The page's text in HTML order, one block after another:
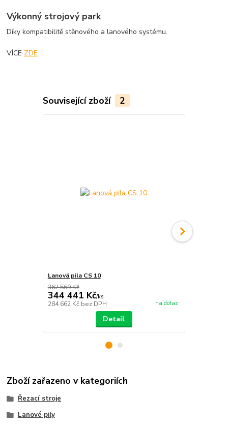
Výkonný strojový park
Díky kompatibilitě stěnového a lanového systému.
VÍCE ZDE
Související zboží 2
Lanová pila CS 10
362 569 Kč
344 441 Kč/ks
284 662 Kč bez DPH na dotaz
Detail
Zboží zařazeno v kategoriích
Řezací stroje
Lanové pily